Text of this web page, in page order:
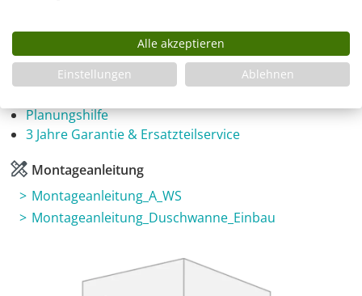
Infos
Planungshilfe
3 Jahre Garantie & Ersatzteilservice
Montageanleitung
Montageanleitung_A_WS
Montageanleitung_Duschwanne_Einbau
Alle akzeptieren
Einstellungen
Ablehnen